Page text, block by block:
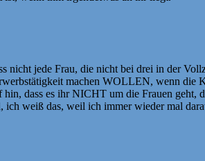
nicht jede Frau, die nicht bei drei in der
machen WOLLEN, wenn die
dass es ihr NICHT um die Frauen
weiß das, weil ich immer wieder mal